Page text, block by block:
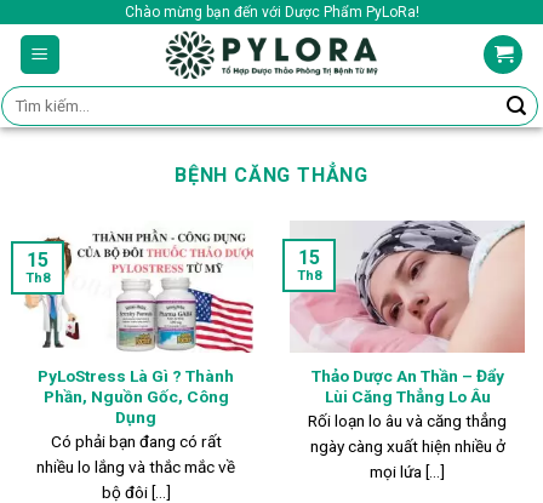
content
Chào mừng bạn đến với Dược Phẩm PyLoRa!
Tìm
kiếm:
BỆNH CĂNG THẲNG
PyLoStress Là Gì ? Thành
Phần, Nguồn Gốc, Công
Dụng
Có phải bạn đang có rất
nhiều lo lắng và thắc mắc về
bộ đôi [...]
15
Th8
Thảo Dược An Thần – Đẩy
Lùi Căng Thẳng Lo Âu
Rối loạn lo âu và căng thẳng
ngày càng xuất hiện nhiều ở
mọi lứa [...]
15
Th8